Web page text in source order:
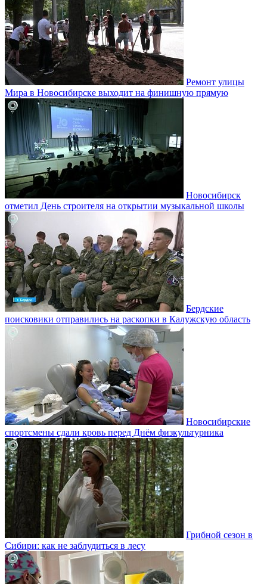
Ремонт улицы
Мира в Новосибирске выходит на финишную прямую
Новосибирск
отметил День строителя на открытии музыкальной школы
Бердские
поисковики отправились на раскопки в Калужскую область
Новосибирские
спортсмены сдали кровь перед Днём физкультурника
Грибной сезон в
Сибири: как не заблудиться в лесу